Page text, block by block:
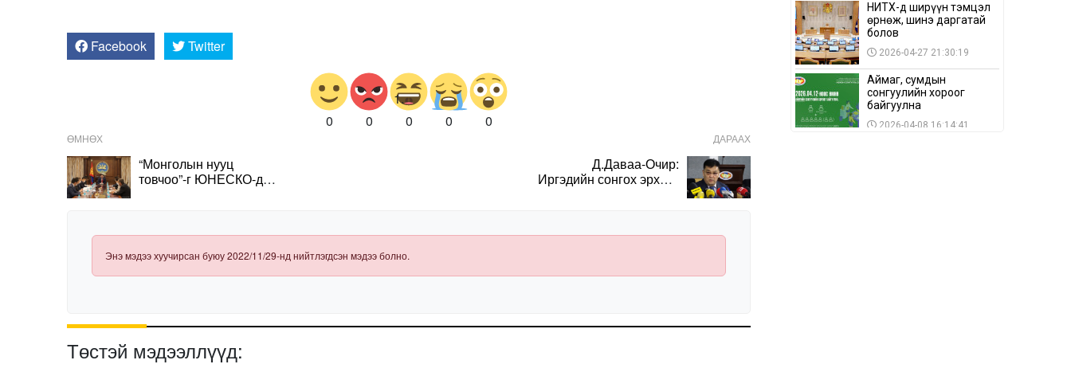
Facebook Twitter
0 0 0 0 0
ӨМНӨХ
“Монголын нууц
товчоо”-г ЮНЕСКО-д
ДАРААХ
Д.Даваа-Очир:
Иргэдийн сонгох эрхийг
шаардлагатай
Энэ мэдээ хуучирсан буюу 2022/11/29-нд нийтлэгдсэн мэдээ болно.
Төстэй мэдээллүүд:
НИТХ-д ширүүн тэмцэл
өрнөж, шинэ даргатай
болов
2026-04-27 21:30:19
Аймаг, сумдын
сонгуулийн хороог
байгуулна
2026-04-08 16:14:41